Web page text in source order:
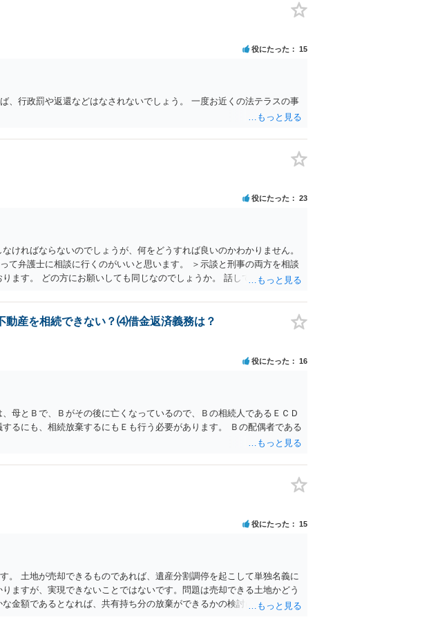
とても危険なものであり怖いので、そのような人には是非とも運転免許
消（強制返納）になる」のはそういうことです。 たまたま（あなたにと
省し、次回から「前の車は赤で右折進行したけど、自分は右折進行を
役にたった 15
、行政罰や返還などはなされないでしょう。 一度お近くの法テラスの事
役にたった 23
ければならないのでしょうが、何をどうすれば良いのかわかりません。
弁護士に相談に行くのがいいと思います。 ＞示談と刑事の両方を相談
ます。 どの方にお願いしても同じなのでしょうか。 話してみた感じや
ならないわけではありません。
産を相続できない？⑷借金返済義務は？
役にたった 16
母とＢで、Ｂがその後に亡くなっているので、Ｂの相続人であるＥＣＤ
るにも、相続放棄するにもＥも行う必要があります。 Ｂの配偶者である
役にたった 15
。 土地が売却できるものであれば、遺産分割調停を起こして単独名義に
ますが、実現できないことではないです。問題は売却できる土地かどう
金額であるとなれば、共有持ち分の放棄ができるかの検討になります